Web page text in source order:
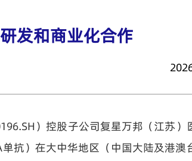
发和商业化合作
）控股子公司复星万邦（江苏）
抗）在大中华地区（中国大陆及港澳